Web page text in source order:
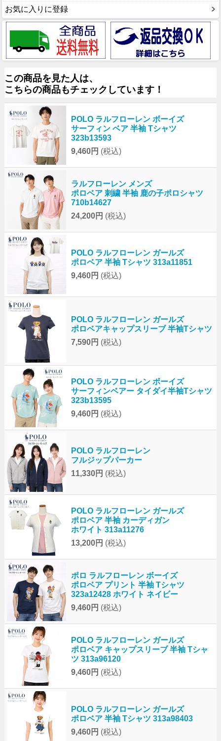
お気に入りに登録
この商品を見た人は、
こちらの商品もチェックしています！
POLO ラルフローレン ボーイズ
サーフィン ベア 半袖 Tシャツ
323b13593
9,460円 (税込)
ラルフローレン メンズ
ポロベア 刺繍 半袖 鹿の子ポロシャツ
710b14627
24,200円 (税込)
POLO ラルフローレン ガールズ
ポロベア 半袖 Tシャツ 313a11851
9,460円 (税込)
POLO ラルフローレン ガールズ
ポロベアキャップスリーブ 半袖Tシャツ
7,590円 (税込)
POLO ラルフローレン ボーイズ
サーフィンベアー タイダイ半袖Tシャツ
323b13595
9,460円 (税込)
POLO ラルフローレン
フルジップパーカー
11,330円 (税込)
POLO ラルフローレン ガールズ
ポロベア 半袖 カーディガン
ホワイト 313a11276
13,200円 (税込)
ポロ ラルフローレン ボーイズ
ポロベア プリント 半袖 Tシャツ
323a12428 ホワイト ネイビー
9,460円 (税込)
POLO ラルフローレン ガールズ
ポロベア キャップスリーブ 半袖 Tシャ
ツ 313a96120
9,460円 (税込)
POLO ラルフローレン ガールズ
ポロベア 半袖 Tシャツ 313a98403
9,460円 (税込)